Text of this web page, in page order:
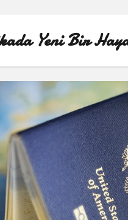
Yeni Bir